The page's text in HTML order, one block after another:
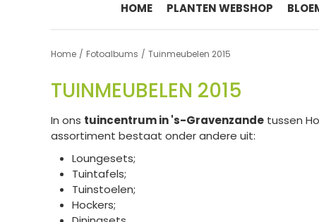
Home Fotoalbums Tuinmeubelen 2015
HOME PLANTEN WEBSHOP
TUINMEUBELEN 2015
In ons tuincentrum in 's-Gravenzande tussen
assortiment bestaat onder andere uit:
Loungesets;
Tuintafels;
Tuinstoelen;
Hockers;